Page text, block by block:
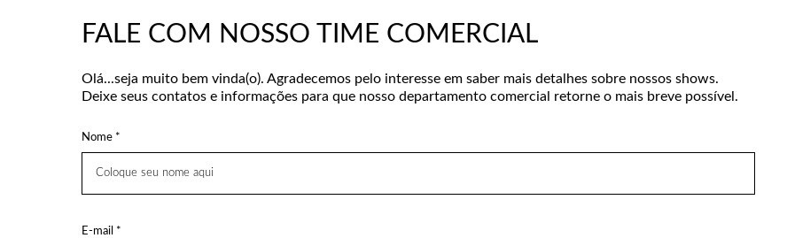
FALE COM NOSSO TIME COMERCIAL
Olá...seja muito bem vinda(o). Agradecemos pelo interesse em saber mais detalhes sobre nossos shows.
Deixe seus contatos e informações para que nosso departamento comercial retorne o mais breve possível.
Nome *
E-mail *